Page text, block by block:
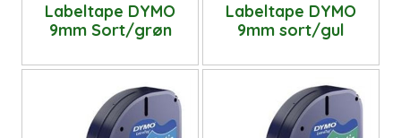
Labeltape DYMO
9mm Sort/grøn
Labeltape DYMO
9mm sort/gul